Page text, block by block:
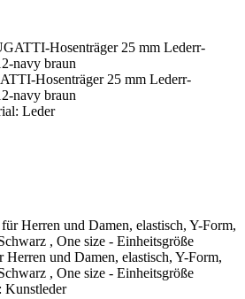
Hosenträger 25 mm Lederr-
navy braun
Leder
Herren und Damen, elastisch, Y-Form,
, One size - Einheitsgröße
Kunstleder